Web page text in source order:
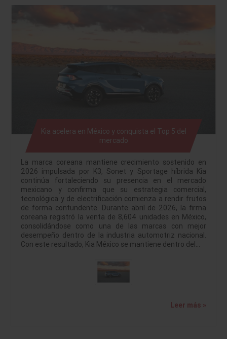
Kia acelera en México y conquista el Top 5 del
mercado
La marca coreana mantiene crecimiento sostenido en
2026 impulsada por K3, Sonet y Sportage híbrida Kia
continúa fortaleciendo su presencia en el mercado
mexicano y confirma que su estrategia comercial,
tecnológica y de electrificación comienza a rendir frutos
de forma contundente. Durante abril de 2026, la firma
coreana registró la venta de 8,604 unidades en México,
consolidándose como una de las marcas con mejor
desempeño dentro de la industria automotriz nacional.
Con este resultado, Kia México se mantiene dentro del…
Leer más »